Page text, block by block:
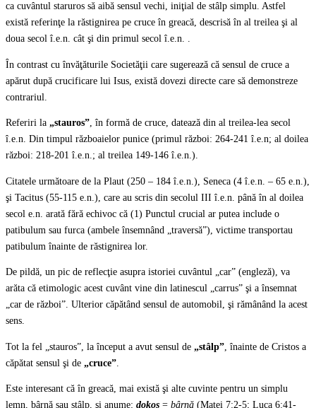
ca cuvântul staruros să aibă sensul vechi, iniţial de stâlp simplu. Astfel
există referinţe la răstignirea pe cruce în greacă, descrisă în al treilea şi al
doua secol î.e.n. cât şi din primul secol î.e.n. .
În contrast cu învăţăturile Societăţii care sugerează că sensul de cruce a
apărut după crucificare lui Isus, există dovezi directe care să demonstreze
contrariul.
Referiri la „stauros”, în formă de cruce, datează din al treilea-lea secol
î.e.n. Din timpul războaielor punice (primul război: 264-241 î.e.n; al doilea
război: 218-201 î.e.n.; al treilea 149-146 î.e.n.).
Citatele următoare de la Plaut (250 – 184 î.e.n.), Seneca (4 î.e.n. – 65 e.n.),
şi Tacitus (55-115 e.n.), care au scris din secolul III î.e.n. până în al doilea
secol e.n. arată fără echivoc că (1) Punctul crucial ar putea include o
patibulum sau furca (ambele însemnând „traversă”), victime transportau
patibulum înainte de răstignirea lor.
De pildă, un pic de reflecţie asupra istoriei cuvântul „car” (engleză), va
arăta că etimologic acest cuvânt vine din latinescul „carrus” şi a însemnat
„car de război”. Ulterior căpătând sensul de automobil, şi rămânând la acest
sens.
Tot la fel „stauros”, la început a avut sensul de „stâlp” , înainte de Cristos a
căpătat sensul şi de „cruce”
Este interesant că în greacă, mai există şi alte cuvinte pentru un simplu
lemn, bârnă sau stâlp, şi anume: dokos = bârnă (Matei 7:2-5; Luca 6:41-